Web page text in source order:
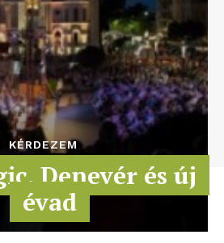
KÉRDEZEM
Denevér és új
évad